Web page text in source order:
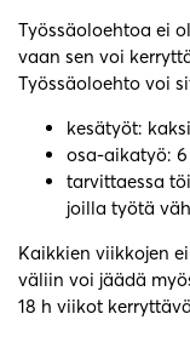
Työssäoloehtoa ei
vaan sen voi
Työssäoloehto voi
kesätyöt:
osa-aikatyö:
tarvittaessa
joilla työtä
Kaikkien viikkojen
väliin voi jäädä
18 h viikot